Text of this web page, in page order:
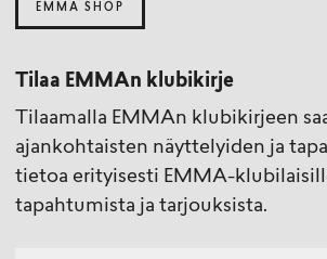
EMMA SHOP
Tilaa EMMAn klubikirje
Tilaamalla EMMAn klubikirjeen
ajankohtaisten näyttelyiden ja
tietoa erityisesti EMMA-
tapahtumista ja tarjouksista.